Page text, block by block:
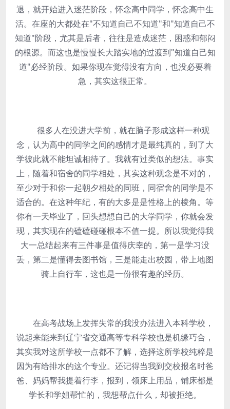
退，就开始进入迷茫阶段，怀念高中同学，怀念高中生
活。在座的大都处在"不知道自己不知道"和"知道自己不
知道"阶段，尤其是后者，往往是造成迷茫，困惑和郁闷
的根源。而这也是慢慢长大踏实地的过渡到"知道自己知
道"必经阶段。如果你现在觉得没有方向，也没必要着
急，其实这很正常。
很多人在没进大学前，就在脑子形成这样一种观
念，认为高中的同学之间的感情才是最纯真的，到了大
学彼此就不能坦诚相待了。我就有过类似的想法。事实
上，随着和宿舍的同学相处，其实这种观念是不对的，
至少对于和你一起朝夕相处的同班，同宿舍的同学是不
适合的。在这种年纪，有的大多是是性格上的棱角。等
你有一天毕业了，回头想想自己的大学同学，你就会发
现，其实现在的磕磕碰碰根本不值一提。所以我觉得我
大一总结起来有三件事是值得庆幸的，第一是学习没
丢，第二是懂得去图书馆，三是能走出校园，带上地图
骑上自行车，这也是一份很有趣的经历。
在高考战场上发挥失常的我没办法进入本科学校，
说起来能来到辽宁省交通高等专科学校也是机缘巧合，
其实我对这所学校一点都不了解，选择这所学校纯粹是
因为有给排水的这个专业。还记得当我到交校报名时爸
爸、妈妈帮我提着行李，报到，领床上用品，铺床都是
学长和学姐帮忙的，我想帮点什么，却被拒绝。